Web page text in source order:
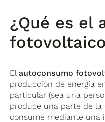
¿Qué es el
El autoconsumo
producción de energía
particular (sea una
produce una parte de la
consume mediante una